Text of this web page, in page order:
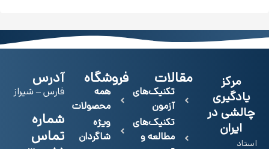
مرکز
یادگیری
چالشی در
ایران
استاد
مقالات
تکنیک‌های
آزمون
تکنیک‌های
مطالعه و
فروشگاه
همه
محصولات
ویژه
شاگردان
آدرس
فارس – شیراز
شماره
تماس